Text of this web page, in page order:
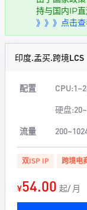
持与国内IP
》》》点击
印度.孟买.跨境LCS
配置
硬盘
流量
双ISP IP 跨境电
¥54.00 起/ 月